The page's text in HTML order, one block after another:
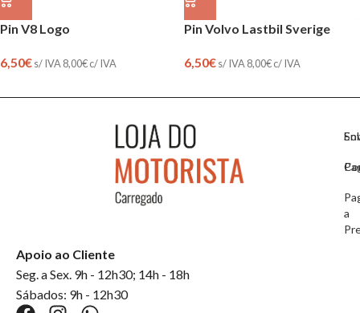
Pin V8 Logo
6,50€s/ IVA 8,00€c/ IVA
Pin Volvo Lastbil Sverige
6,50€s/ IVA 8,00€c/ IVA
a
Apoio ao Cliente
Seg. a Sex. 9h - 12h30; 14h - 18h
Sábados: 9h - 12h30